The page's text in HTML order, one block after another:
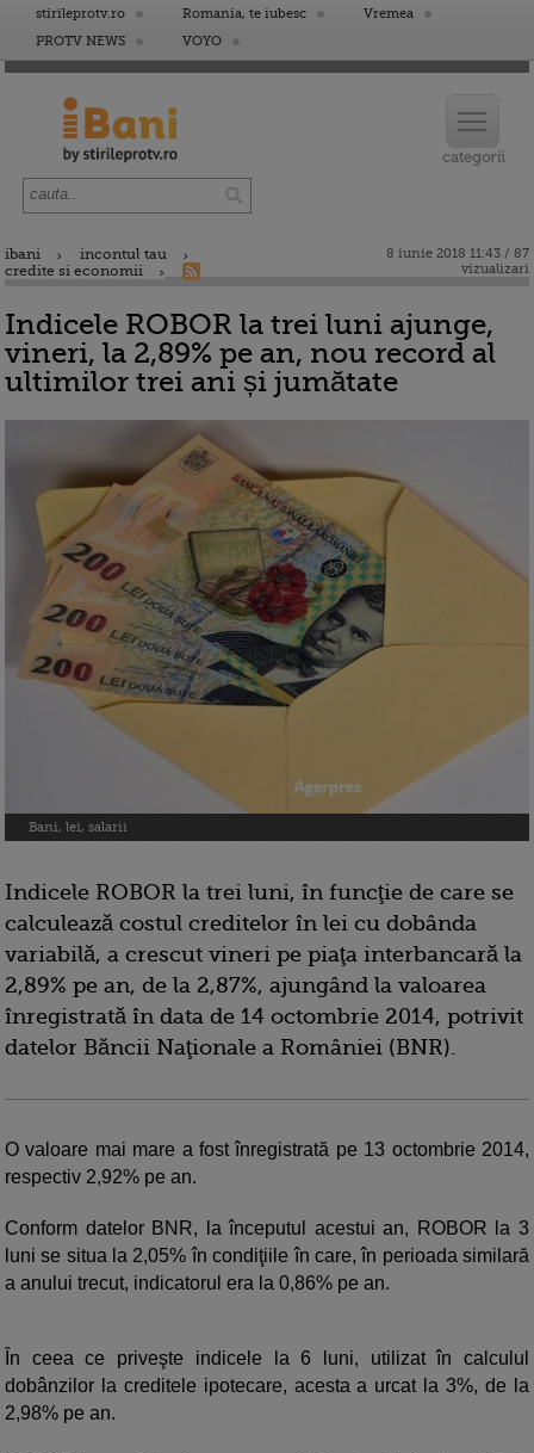
stirileprotv.ro Romania, te iubesc
Vremea
PROTV NEWS
VOYO
ibani
incontul tau
credite si economii
8 iunie 2018 11:43 / 87
vizualizari
Indicele ROBOR la trei luni ajunge,
vineri, la 2,89% pe an, nou record al
ultimilor trei ani și jumătate
Bani, lei, salarii
Indicele ROBOR la trei luni, în funcţie de care se
calculează costul creditelor în lei cu dobânda
variabilă, a crescut vineri pe piaţa interbancară la
2,89% pe an, de la 2,87%, ajungând la valoarea
înregistrată în data de 14 octombrie 2014, potrivit
datelor Băncii Naţionale a României (BNR).
O valoare mai mare a fost înregistrată pe 13 octombrie 2014,
respectiv 2,92% pe an.
Conform datelor BNR, la începutul acestui an, ROBOR la 3
luni se situa la 2,05% în condiţiile în care, în perioada similară
a anului trecut, indicatorul era la 0,86% pe an.
În ceea ce priveşte indicele la 6 luni, utilizat în calculul
dobânzilor la creditele ipotecare, acesta a urcat la 3%, de la
2,98% pe an.